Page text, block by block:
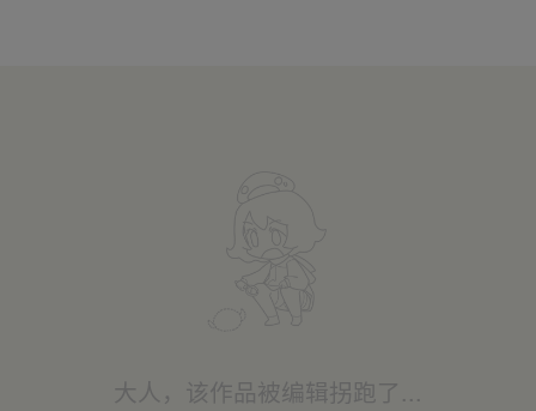
大人，该作品被编辑拐跑了...